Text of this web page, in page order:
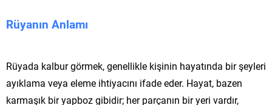
Rüyanın Anlamı
Rüyada kalbur görmek, genellikle kişinin hayatında bir şeyleri
ayıklama veya eleme ihtiyacını ifade eder. Hayat, bazen
karmaşık bir yapboz gibidir; her parçanın bir yeri vardır,